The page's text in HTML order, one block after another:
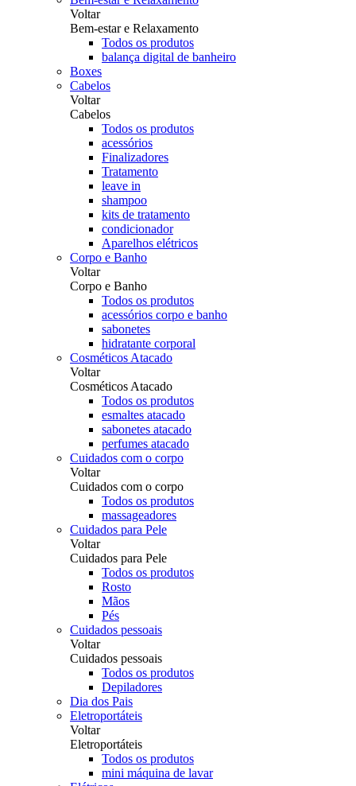
Voltar
Bem-estar e Relaxamento
Todos os produtos
balança digital de banheiro
Boxes
Cabelos
Voltar
Cabelos
Todos os produtos
acessórios
Finalizadores
Tratamento
leave in
shampoo
kits de tratamento
condicionador
Aparelhos elétricos
Corpo e Banho
Voltar
Corpo e Banho
Todos os produtos
acessórios corpo e banho
sabonetes
hidratante corporal
Cosméticos Atacado
Voltar
Cosméticos Atacado
Todos os produtos
esmaltes atacado
sabonetes atacado
perfumes atacado
Cuidados com o corpo
Voltar
Cuidados com o corpo
Todos os produtos
massageadores
Cuidados para Pele
Voltar
Cuidados para Pele
Todos os produtos
Rosto
Mãos
Pés
Cuidados pessoais
Voltar
Cuidados pessoais
Todos os produtos
Depiladores
Dia dos Pais
Eletroportáteis
Voltar
Eletroportáteis
Todos os produtos
mini máquina de lavar